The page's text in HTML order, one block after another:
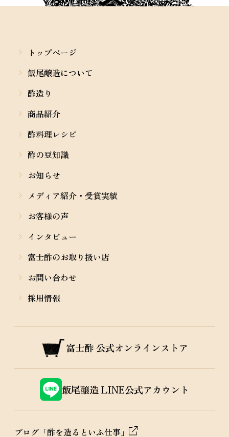
トップページ
飯尾醸造について
酢造り
商品紹介
酢料理レシピ
酢の豆知識
お知らせ
メディア紹介・受賞実績
お客様の声
インタビュー
富士酢のお取り扱い店
お問い合わせ
採用情報
富士酢公式オンラインストア
飯尾醸造LINE公式アカウント
ブログ「酢を造るといふ仕事」